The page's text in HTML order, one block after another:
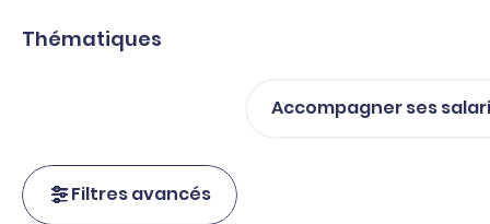
Thématiques
Accompagner ses
Filtres avancés